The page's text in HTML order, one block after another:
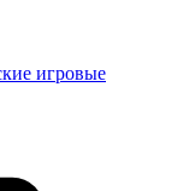
игровые